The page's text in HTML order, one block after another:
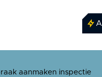
AI
aanmaken inspectie